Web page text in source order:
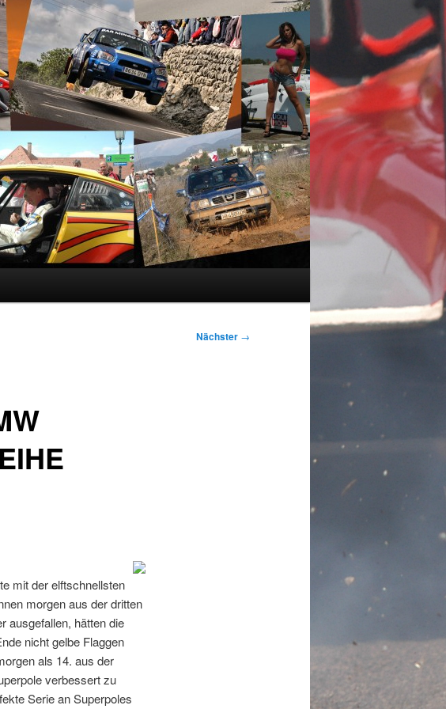
Nächster →
mit der elftschnellsten
morgen aus der dritten
ausgefallen, hätten die
nicht gelbe Flaggen
als 14. aus der
verbessert zu
Serie an Superpoles